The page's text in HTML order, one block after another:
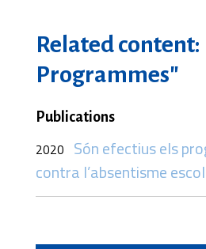
Related
Programmes"
Publications
2020 Són efectius els
contra l’absentisme